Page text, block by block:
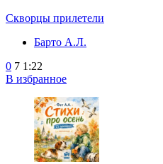
Скворцы прилетели
Барто А.Л.
0 7 1:22
В избранное